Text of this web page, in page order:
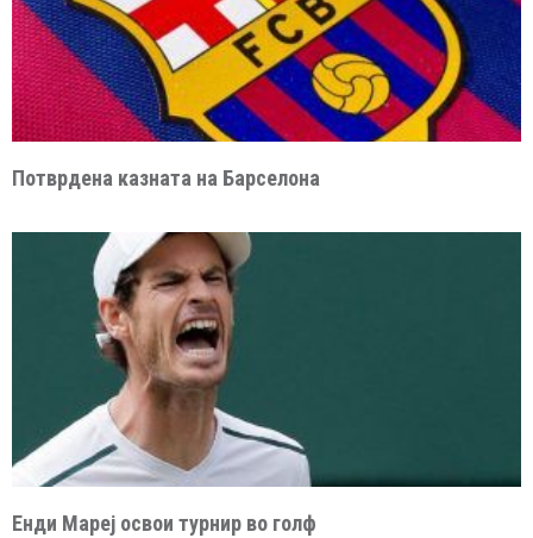
Потврдена казната на Барселона
Енди Мареј освои турнир во голф